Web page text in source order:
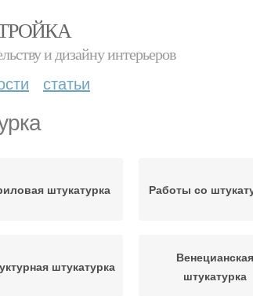
и дизайну интерьеров
статьи
штукатурка Работы со
штукатурка
Венецианская
штукатурка